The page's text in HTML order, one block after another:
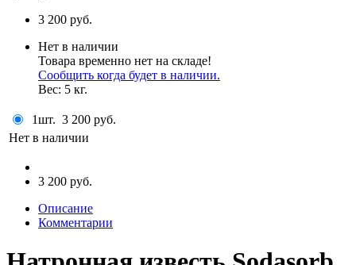
3 200 руб.
Нет в наличии
Товара временно нет на складе!
Сообщить когда будет в наличии.
Вес: 5 кг.
1шт. 3 200 руб.
Нет в наличии
3 200 руб.
Описание
Комментарии